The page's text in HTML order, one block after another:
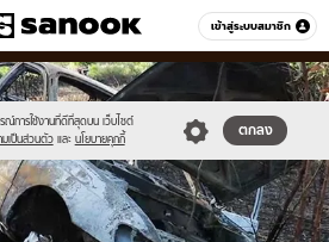
เข้าสู่ระบบสมาชิก
หมวดอื่นๆ
รณ์การใช้งานที่ดีที่สุดบน เว็บไซต์
มเป็นส่วนตัว และ นโยบายคุกกี้
ตกลง
logo-
7608102/news03.jpg